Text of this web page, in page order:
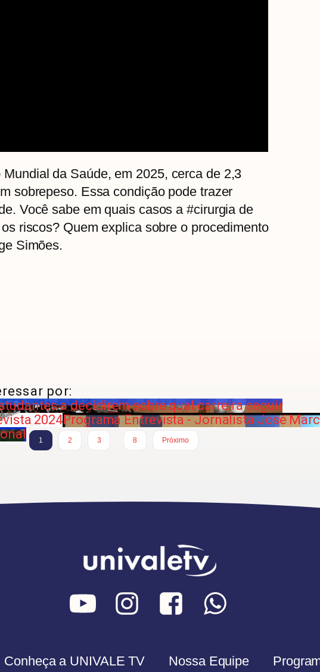
da Saúde, em 2025, cerca de 2,3
sobrepeso. Essa condição pode trazer
Você sabe em quais casos a #cirurgia de
riscos? Quem explica sobre o procedimento
Simões.
por:
a decidirem sobre qual carreira seguir
2024Programa Entrevista - Jornalista José
1 2 3
8
Próximo
Conheça a UNIVALE TV Nossa Equipe